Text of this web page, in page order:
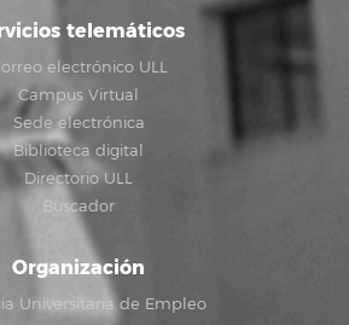
telemáticos
electrónico ULL
Campus Virtual
Sede electrónica
Biblioteca digital
Directorio ULL
Buscador
Organización
Universitaria de Empleo